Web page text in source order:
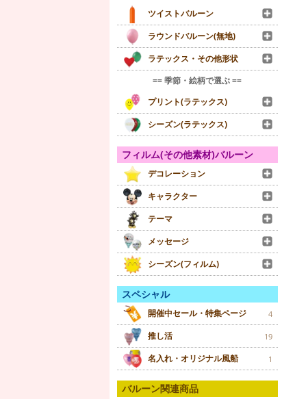
ツイストバルーン
ラウンドバルーン(無地)
ラテックス・その他形状
== 季節・絵柄で選ぶ ==
プリント(ラテックス)
シーズン(ラテックス)
フィルム(その他素材)バルーン
デコレーション
キャラクター
テーマ
メッセージ
シーズン(フィルム)
スペシャル
開催中セール・特集ページ 4
推し活 19
名入れ・オリジナル風船 1
バルーン関連商品